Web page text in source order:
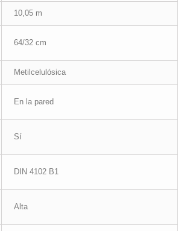
10,05 m
64/32 cm
Metilcelulósica
En la pared
Sí
DIN 4102 B1
Alta